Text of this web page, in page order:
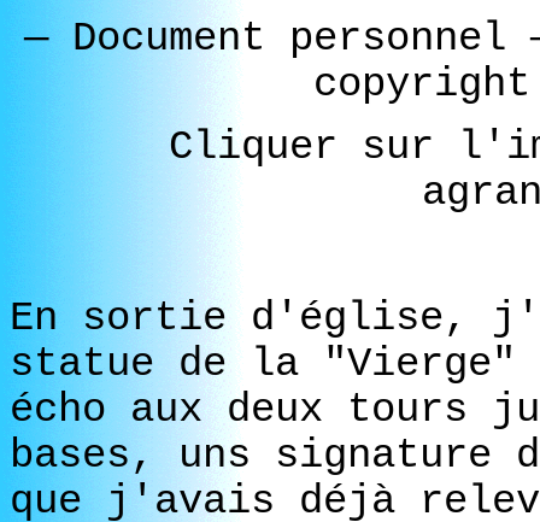
—Document personnel
copyright
Cliquer sur
En sortie d'église,
statue de la "Vierge"
écho aux deux tours
bases, uns signature
que j'avais déjà